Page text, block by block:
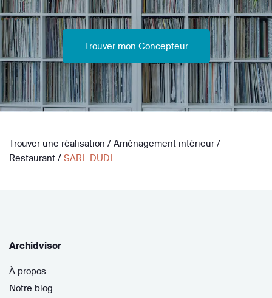
Trouver mon Concepteur
Trouver une réalisation / Aménagement intérieur /
Restaurant / SARL DUDI
Archidvisor
À propos
Notre blog